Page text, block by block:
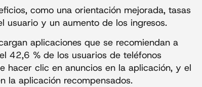
como una orientación mejorada, tasas
y un aumento de los ingresos.
aplicaciones que se recomiendan a
42,6 % de los usuarios de teléfonos
hacer clic en anuncios en la aplicación, y el
la aplicación recompensados.